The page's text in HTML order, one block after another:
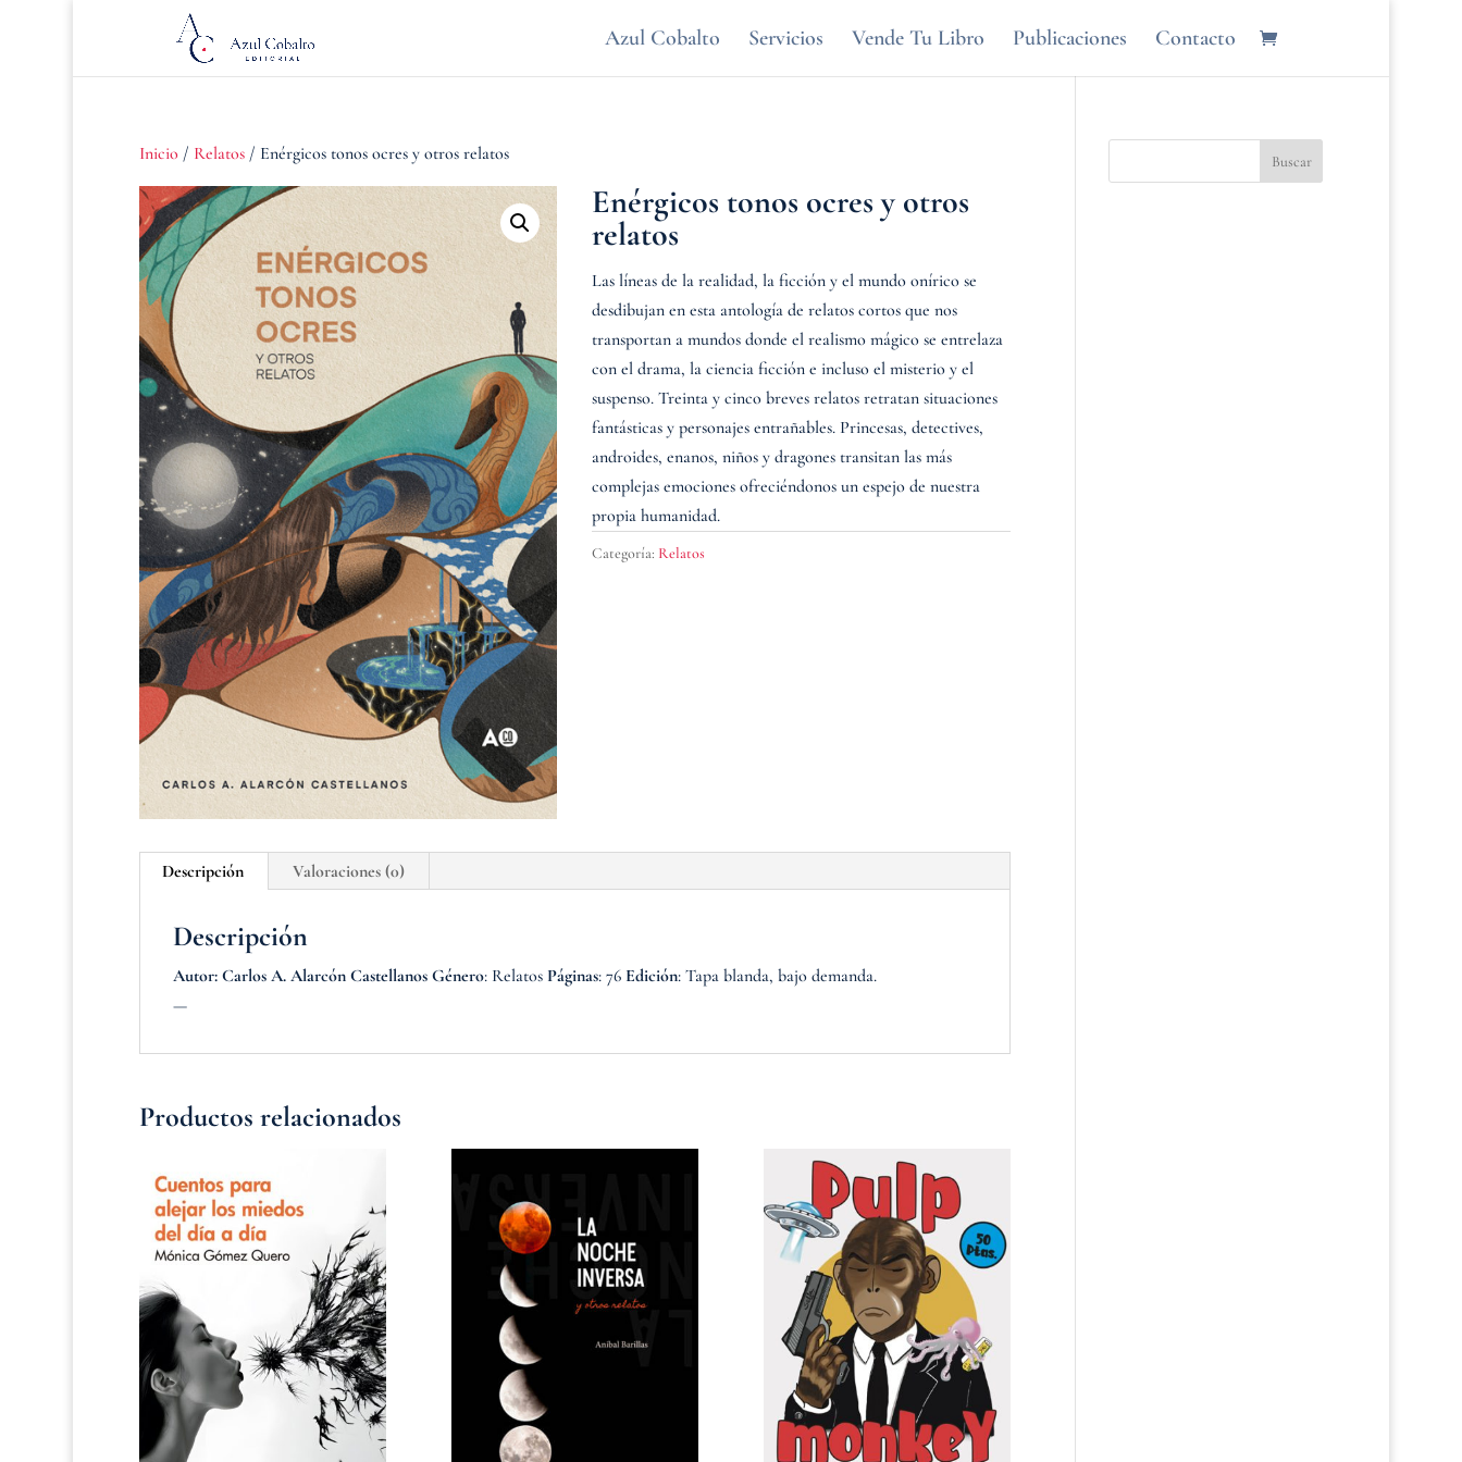
Azul Cobalto Servicios Vende Tu Libro Publicaciones Contacto
Inicio/ Relatos/ Enérgicos tonos ocres y otros relatos
Enérgicos tonos ocres y otros
relatos
Las líneas de la realidad, la ficción y el mundo onírico se
desdibujan en esta antología de relatos cortos que nos
transportan a mundos donde el realismo mágico se entrelaza
con el drama, la ciencia ficción e incluso el misterio y el
suspenso. Treinta y cinco breves relatos retratan situaciones
fantásticas y personajes entrañables. Princesas, detectives,
androides, enanos, niños y dragones transitan las más
complejas emociones ofreciéndonos un espejo de nuestra
propia humanidad.
Categoría: Relatos
Descripción Valoraciones (0)
Descripción
Autor: Carlos A. Alarcón Castellanos Género: Relatos Páginas: 76 Edición: Tapa blanda, bajo demanda.
—
Productos relacionados